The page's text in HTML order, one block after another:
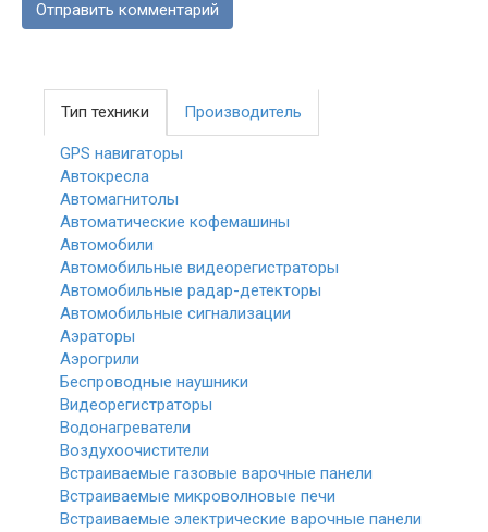
Тип техники Производитель
GPS навигаторы
Автокресла
Автомагнитолы
Автоматические кофемашины
Автомобили
Автомобильные видеорегистраторы
Автомобильные радар-детекторы
Автомобильные сигнализации
Аэраторы
Аэрогрили
Беспроводные наушники
Видеорегистраторы
Водонагреватели
Воздухоочистители
Встраиваемые газовые варочные панели
Встраиваемые микроволновые печи
Встраиваемые электрические варочные панели